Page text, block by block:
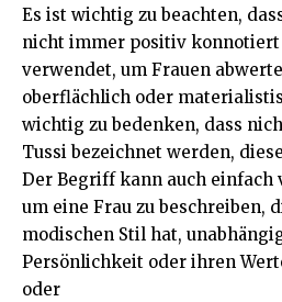
Es ist wichtig zu beachten,
nicht immer positiv
verwendet, um Frauen
oberflächlich oder
wichtig zu bedenken, dass
Tussi bezeichnet werden,
Der Begriff kann auch einfach
um eine Frau zu beschreiben,
modischen Stil hat,
Persönlichkeit oder ihren
oder